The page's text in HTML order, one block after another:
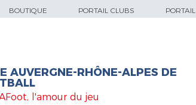
BOUTIQUE PORTAIL CLUBS
AUVERGNE-RHÔNE-ALPES DE
l'amour du jeu